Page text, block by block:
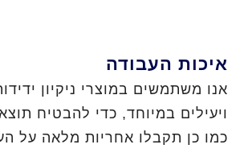
איכות העבודה
אנו משתמשים במוצרי ניקיון
ויעילים במיוחד, כדי להבטיח
כמו כן תקבלו אחריות מלאה על